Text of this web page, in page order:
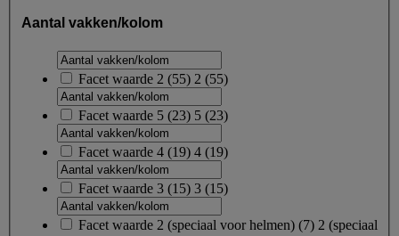
Aantal vakken/kolom
Facet waarde 2 (55) 2 (55)
Facet waarde 5 (23) 5 (23)
Facet waarde 4 (19) 4 (19)
Facet waarde 3 (15) 3 (15)
Facet waarde 2 (speciaal voor helmen) (7) 2 (speciaal